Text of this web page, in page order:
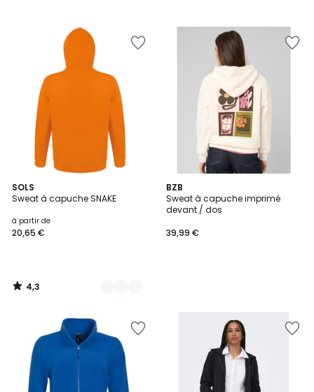
SOLS
Sweat à capuche SNAKE
à partir de
20,65 €
4,3
/ 5
20
Couleurs
4,3
/
BZB
Sweat à capuche imprimé
devant / dos
39,99 €